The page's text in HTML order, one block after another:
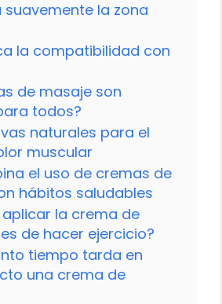
suavemente la zona
la compatibilidad con
de masaje son
todos?
naturales para el
muscular
el uso de cremas de
hábitos saludables
aplicar la crema de
de hacer ejercicio?
tiempo tarda en
una crema de